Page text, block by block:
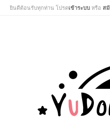
ยินดีต้อนรับทุกท่าน โปรดเข้าระบบ หรือ ส